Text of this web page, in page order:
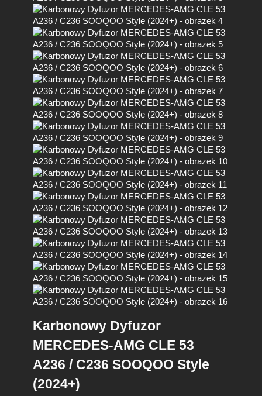
Karbonowy Dyfuzor
MERCEDES-AMG CLE 53
A236 / C236 SOOQOO Style
(2024+)